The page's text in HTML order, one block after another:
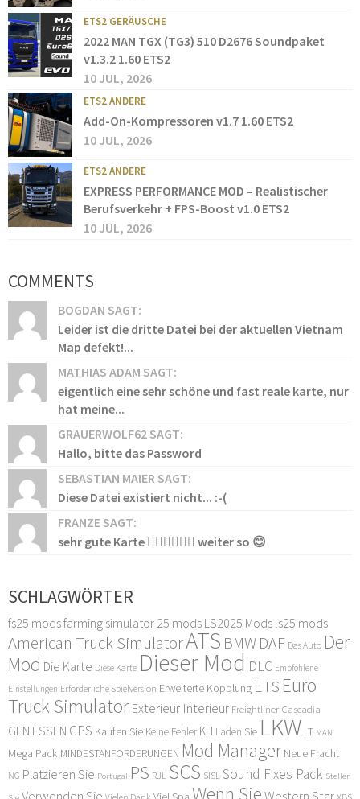
ETS2 GERÄUSCHE
2022 MAN TGX (TG3) 510 D2676 Soundpaket
v1.3.2 1.60 ETS2
10 JUL, 2026
ETS2 ANDERE
Add-On-Kompressoren v1.7 1.60 ETS2
10 JUL, 2026
ETS2 ANDERE
EXPRESS PERFORMANCE MOD – Realistischer
Berufsverkehr + FPS-Boost v1.0 ETS2
10 JUL, 2026
COMMENTS
BOGDAN SAGT:
Leider ist die dritte Datei bei der aktuellen Vietnam
Map defekt!...
MATHIAS ADAM SAGT:
eigentlich eine sehr schöne und fast reale karte, nur
hat meine...
GRAUERWOLF62 SAGT:
Hallo, bitte das Password
SEBASTIAN MAIER SAGT:
Diese Datei existiert nicht... :-(
FRANZE SAGT:
sehr gute Karte 👍🏻👍🏻👍🏻 weiter so 😊
SCHLAGWÖRTER
fs25 modsfarming simulator 25 mods LS2025 Mods ls25 mods
American Truck SimulatorATS BMW DAF Das Auto Der
Mod Die Karte Diese Karte Dieser Mod DLC Empfohlene
Einstellungen Erforderliche Spielversion Erweiterte Kopplung ETS Euro
Truck Simulator Exterieur Interieur Freightliner Cascadia
GENIESSEN GPS Kaufen Sie Keine Fehler KH Laden Sie LKW LT MAN
Mega Pack MINDESTANFORDERUNGEN Mod Manager Neue Fracht
NG Platzieren Sie Portugal PS RJL SCS SISLSound Fixes Pack Stellen
Wenn Sie